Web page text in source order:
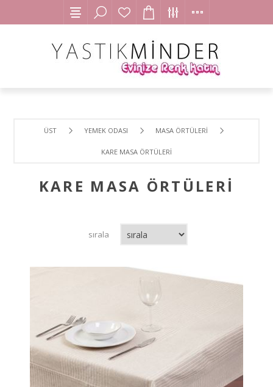
ÜST YEMEK ODASI MASA ÖRTÜLERİ
KARE MASA ÖRTÜLERİ
KARE MASA ÖRTÜLERİ
sırala